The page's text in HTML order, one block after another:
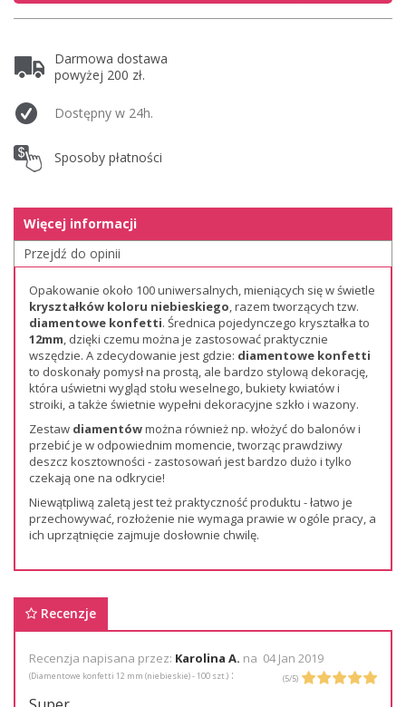
Darmowa dostawa
powyżej 200 zł.
Dostępny w 24h.
Sposoby płatności
Więcej informacji
Przejdź do opinii
Opakowanie około 100 uniwersalnych, mieniących się w świetle
kryształków koloru niebieskiego, razem tworzących tzw.
diamentowe konfetti. Średnica pojedynczego kryształka to
12mm, dzięki czemu można je zastosować praktycznie
wszędzie. A zdecydowanie jest gdzie: diamentowe konfetti
to doskonały pomysł na prostą, ale bardzo stylową dekorację,
która uświetni wygląd stołu weselnego, bukiety kwiatów i
stroiki, a także świetnie wypełni dekoracyjne szkło i wazony.
Zestaw diamentówmożna również np. włożyć do balonów i
przebić je w odpowiednim momencie, tworząc prawdziwy
deszcz kosztowności - zastosowań jest bardzo dużo i tylko
czekają one na odkrycie!
Niewątpliwą zaletą jest też praktyczność produktu - łatwo je
przechowywać, rozłożenie nie wymaga prawie w ogóle pracy, a
ich uprzątnięcie zajmuje dosłownie chwilę.
Recenzje
Recenzja napisana przez: Karolina A. na 04 Jan 2019
(Diamentowe konfetti 12 mm (niebieskie) - 100 szt.) : (5/5)